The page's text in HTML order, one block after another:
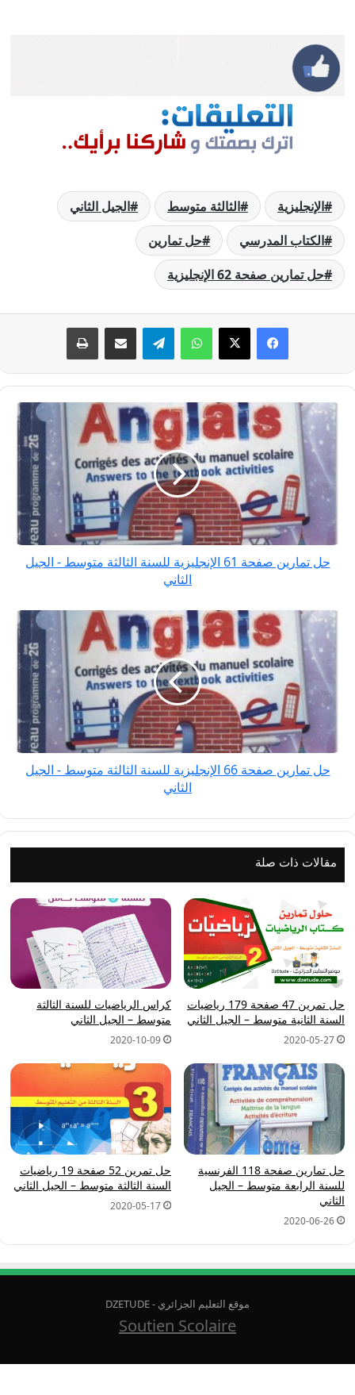
الإنجليزية الثالثة متوسط
الجيل الثاني
الكتاب المدرسي
حل تمارين
حل تمارين صفحة 62 الإنجليزية
فيسبوك
‫X واتسابتيلقراممشاركة عبر البريد طباعة
حل
تمارين
صفحة
الإنجليزية
للسنة
الثالثة
متوسط
حل تمارين صفحة 61 الإنجليزية للسنة الثالثة متوسط - الجيل
الثاني
حل
تمارين
صفحة
الإنجليزية
للسنة
الثالثة
متوسط
حل تمارين صفحة 66 الإنجليزية للسنة الثالثة متوسط - الجيل
الثاني
مقالات ذات صلة
حل تمرين 47 صفحة 179 رياضيات
السنة الثانية متوسط – الجيل الثاني
2020-05-27
كراس الرياضيات للسنة الثالثة
متوسط – الجيل الثاني
2020-10-09
حل تمارين صفحة 118 الفرنسية
للسنة الرابعة متوسط – الجيل
الثاني
2020-06-26
حل تمرين 52 صفحة 19 رياضيات
السنة الثالثة متوسط – الجيل الثاني
2020-05-17
موقع التعليم الجزائري - DZETUDE
Soutien Scolaire